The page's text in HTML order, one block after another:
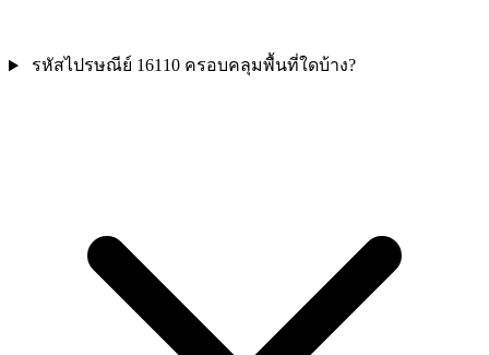
รหัสไปรษณีย์ 16110 ครอบคลุมพื้นที่ใดบ้าง?